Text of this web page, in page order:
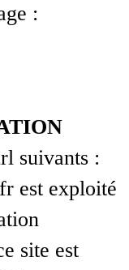
:
suivants :
est exploité
site est